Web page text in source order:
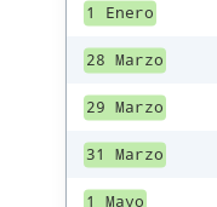
1 Enero
28 Marzo
29 Marzo
31 Marzo
1 Mayo